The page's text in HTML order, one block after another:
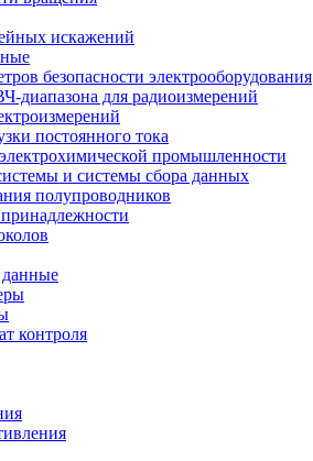
искажений
безопасности электрооборудования
диапазона для радиоизмерений
постоянного тока
промышленности
и системы сбора данных
полупроводников
данные
контроля